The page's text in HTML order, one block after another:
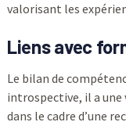
valorisant les
Liens avec
Le bilan de
introspective, il a
dans le cadre d’une